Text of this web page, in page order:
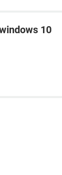
10